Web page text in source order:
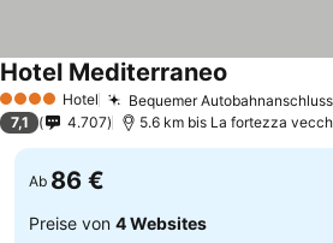
4 Sterne Hotel Bequemer Autobahnanschluss
Hotel Mediterraneo
7,1 4.707 5.6 km bis La fortezza
Ab 86 €
Preise von 4 Websites